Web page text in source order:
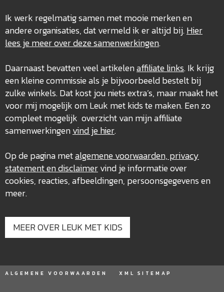
Ik werk regelmatig samen met mooie merken en
andere organisaties, dat vermeld ik er altijd bij.Hier
lees je meer over dezesamenwerkingen.
Daarnaast bevatten veel artikelenaffiliate links. Ik krijg
een kleine commissie als je bijvoorbeeld bestelt bij
zulke winkels. Dat kost jou niets extra’s, maar maakt het
voor mij mogelijk om Leuk met kids te maken. Een zo
compleet mogelijk overzicht van mijn affiliate
samenwerkingenvind je hier.
Op de pagina metalgemene voorwaarden, privacy
statement en disclaimervind je informatie over
cookies, reacties, afbeeldingen, persoonsgegevens en
meer.
MEER OVER LEUK MET KIDS
ALGEMENE VOORWAARDEN XML SITEMAP